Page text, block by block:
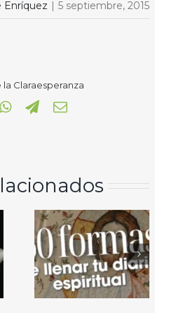
Enríquez 5 septiembre, 2015
Claraesperanza
WhatsApp
Telegram
Correo